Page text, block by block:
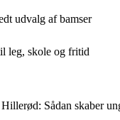
udvalg af bamser
leg, skole og fritid
Sådan skaber